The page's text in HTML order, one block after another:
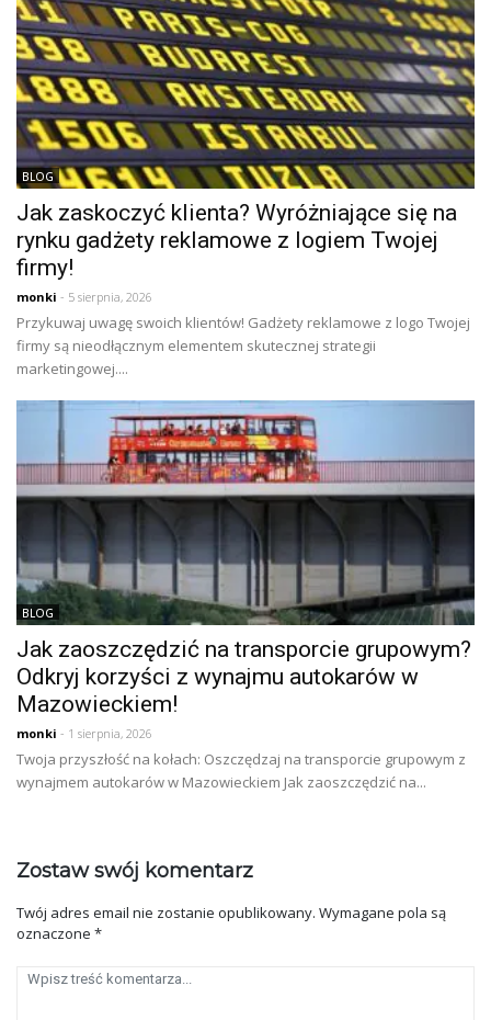
BLOG
Jak zaskoczyć klienta? Wyróżniające się na
rynku gadżety reklamowe z logiem Twojej
firmy!
monki - 5 sierpnia, 2026
Przykuwaj uwagę swoich klientów! Gadżety reklamowe z logo Twojej
firmy są nieodłącznym elementem skutecznej strategii
marketingowej....
BLOG
Jak zaoszczędzić na transporcie grupowym?
Odkryj korzyści z wynajmu autokarów w
Mazowieckiem!
monki - 1 sierpnia, 2026
Twoja przyszłość na kołach: Oszczędzaj na transporcie grupowym z
wynajmem autokarów w Mazowieckiem Jak zaoszczędzić na...
Zostaw swój komentarz
Twój adres email nie zostanie opublikowany. Wymagane pola są
oznaczone *